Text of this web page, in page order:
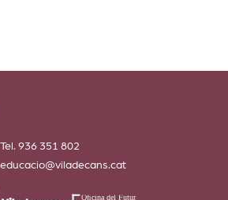
Tel. 936 351 802
educacio@viladecans.cat